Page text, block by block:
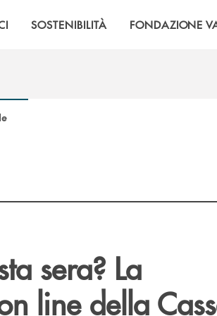
SOSTENIBILITÀ FONDAZIONE
sera? La
line della